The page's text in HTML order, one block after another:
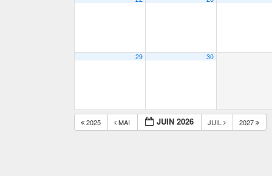
29 30
2025 MAI JUIN 2026 JUIL 2027